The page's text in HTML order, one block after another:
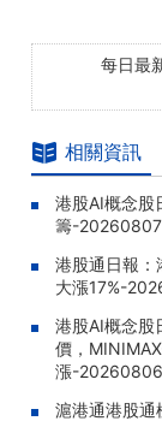
每日最
相關資訊
港股AI概念股
籌-20260807
港股通日報：
大漲17%-
港股AI概念股
價，
漲-20260806
滬港通港股通